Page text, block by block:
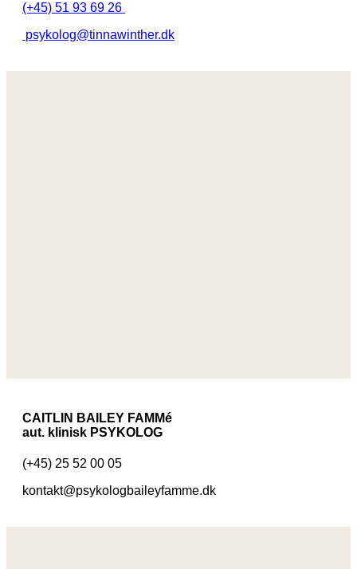
(+45) 51 93 69 26
psykolog@tinnawinther.dk
CAITLIN BAILEY FAMMé
aut. klinisk PSYKOLOG
(+45) 25 52 00 05
kontakt@psykologbaileyfamme.dk